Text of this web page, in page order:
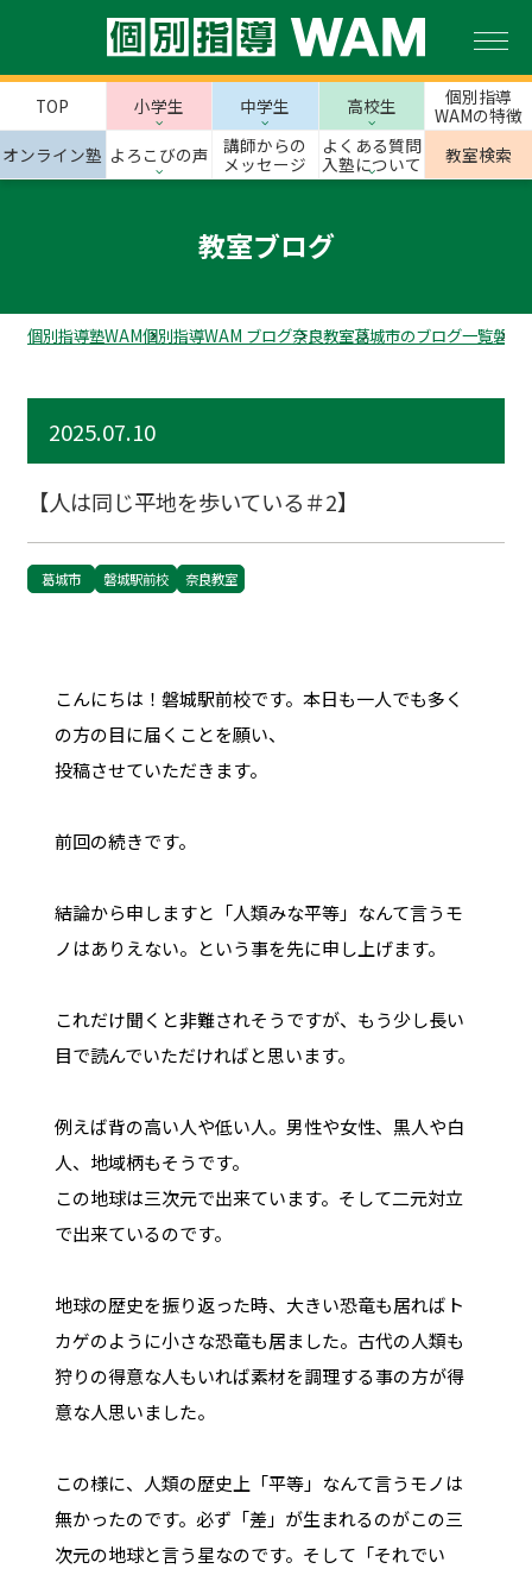
TOP 小学生 中学生 高校生
個別指導
WAMの特徴
オンライン塾 よろこびの声
講師からの
メッセージ
よくある質問
入塾について
教室検索
教室ブログ
個別指導塾WAM個別指導WAM ブログ奈良教室葛城市のブログ一覧磐城
2025.07.10
【人は同じ平地を歩いている＃2】
葛城市 磐城駅前校 奈良教室
こんにちは！磐城駅前校です。本日も一人でも多く
の方の目に届くことを願い、
投稿させていただきます。
前回の続きです。
結論から申しますと「人類みな平等」なんて言うモ
ノはありえない。という事を先に申し上げます。
これだけ聞くと非難されそうですが、もう少し長い
目で読んでいただければと思います。
例えば背の高い人や低い人。男性や女性、黒人や白
人、地域柄もそうです。
この地球は三次元で出来ています。そして二元対立
で出来ているのです。
地球の歴史を振り返った時、大きい恐竜も居ればト
カゲのように小さな恐竜も居ました。古代の人類も
狩りの得意な人もいれば素材を調理する事の方が得
意な人思いました。
この様に、人類の歴史上「平等」なんて言うモノは
無かったのです。必ず「差」が生まれるのがこの三
次元の地球と言う星なのです。そして「それでい